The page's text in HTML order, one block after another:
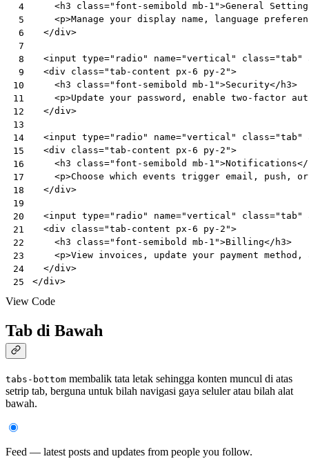
4
5
6
7
8
9
10
11
12
13
14
15
16
17
18
19
20
21
22
23
24
25
<h3 class="font-semibold mb-1">General
<p>Manage your display name, language
</div>
<input type="radio" name="vertical" class="tab"
<div class="tab-content px-6 py-2">
<h3 class="font-semibold mb-1">Security</ h3>
<p>Update your password, enable two-factor
</div>
<input type="radio" name="vertical" class="tab"
<div class="tab-content px-6 py-2">
<h3 class="font-semibold mb-1">Notifications</
<p>Choose which events trigger email, push,
</div>
<input type="radio" name="vertical" class="tab"
<div class="tab-content px-6 py-2">
<h3 class="font-semibold mb-1">Billing</ h3>
<p>View invoices, update your payment
</div>
</div>
View Code
Tab di Bawah
tabs-bottom membalik tata letak sehingga konten muncul di atas
setrip tab, berguna untuk bilah navigasi gaya seluler atau bilah alat
bawah.
Feed — latest posts and updates from people you follow.